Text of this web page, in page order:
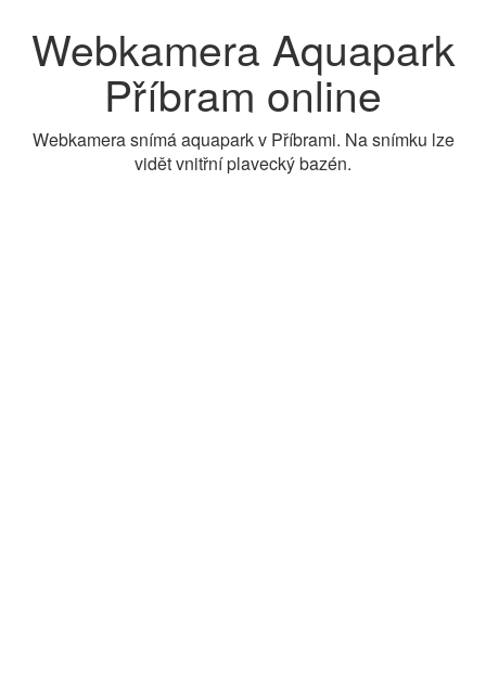
Webkamera Aquapark
Příbram online
Webkamera snímá aquapark v Příbrami. Na snímku lze
vidět vnitřní plavecký bazén.